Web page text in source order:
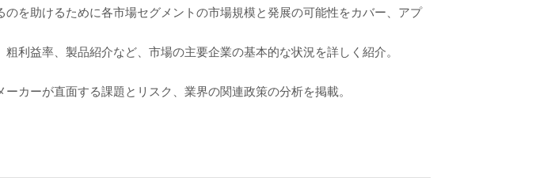
を助けるために各市場セグメントの市場規模と発展の可能性をカバー、アプ
利益率、製品紹介など、市場の主要企業の基本的な状況を詳しく紹介。
カーが直面する課題とリスク、業界の関連政策の分析を掲載。